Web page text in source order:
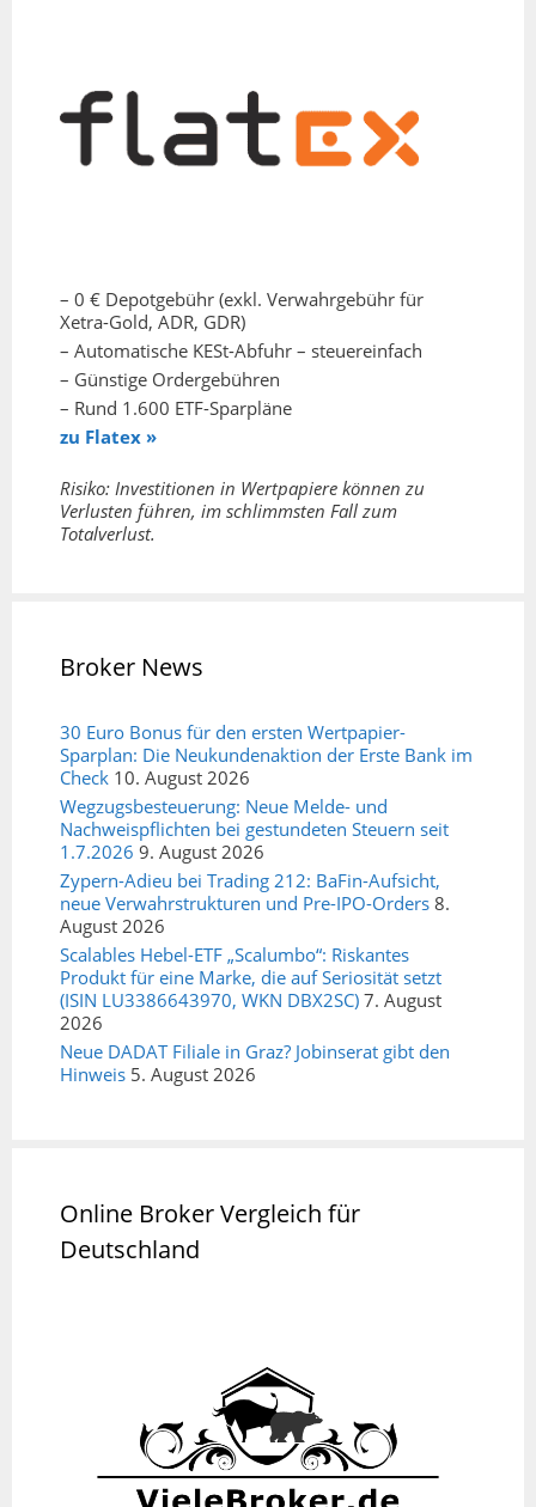
– 0 € Depotgebühr (exkl. Verwahrgebühr für
Xetra-Gold, ADR, GDR)
– Automatische KESt-Abfuhr – steuereinfach
– Günstige Ordergebühren
– Rund 1.600 ETF-Sparpläne
zu Flatex »
Risiko: Investitionen in Wertpapiere können zu
Verlusten führen, im schlimmsten Fall zum
Totalverlust.
Broker News
30 Euro Bonus für den ersten Wertpapier-
Sparplan: Die Neukundenaktion der Erste Bank im
Check 10. August 2026
Wegzugsbesteuerung: Neue Melde- und
Nachweispflichten bei gestundeten Steuern seit
1.7.2026 9. August 2026
Zypern-Adieu bei Trading 212: BaFin-Aufsicht,
neue Verwahrstrukturen und Pre-IPO-Orders 8.
August 2026
Scalables Hebel-ETF „Scalumbo“: Riskantes
Produkt für eine Marke, die auf Seriosität setzt
(ISIN LU3386643970, WKN DBX2SC) 7. August
2026
Neue DADAT Filiale in Graz? Jobinserat gibt den
Hinweis 5. August 2026
Online Broker Vergleich für
Deutschland